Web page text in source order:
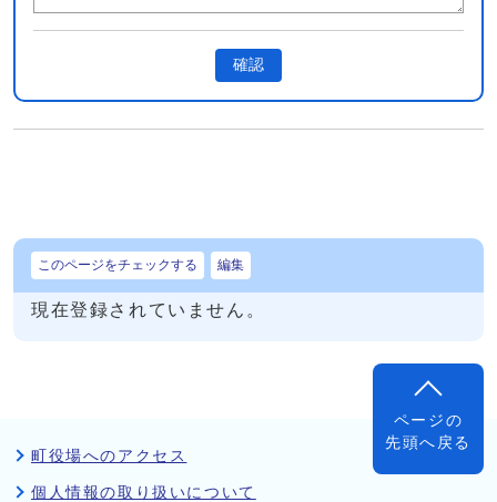
確認
このページをチェックする 編集
現在登録されていません。
ページの
先頭へ戻る
町役場へのアクセス
個人情報の取り扱いについて